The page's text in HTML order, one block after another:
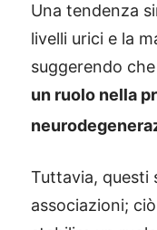
Una tendenza
livelli urici e la
suggerendo che
un ruolo nella
Tuttavia, questi
associazioni;